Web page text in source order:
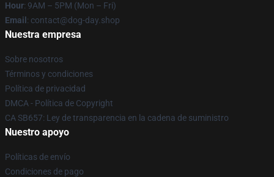
Hour: 9AM – 5PM (Mon – Fri)
Email : contact@dog-day.shop
Nuestra empresa
Sobre nosotros
Términos y condiciones
Política de privacidad
DMCA - Política de Copyright
CA SB657: Ley de transparencia en la cadena de suministro
Nuestro apoyo
Políticas de envío
Condiciones de pago